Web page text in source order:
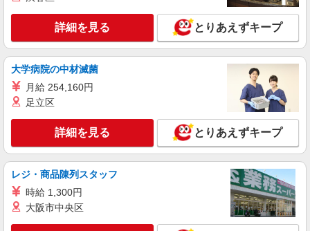
詳細を見る とりあえずキープ
大学病院の中材滅菌
月給 254,160円
足立区
詳細を見る とりあえずキープ
レジ・商品陳列スタッフ
時給 1,300円
大阪市中央区